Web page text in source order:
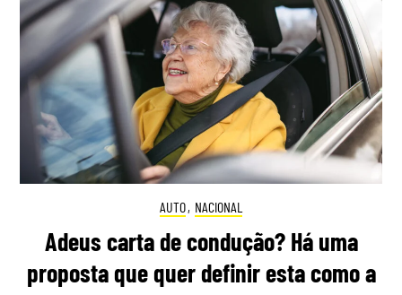
AUTO, NACIONAL
Adeus carta de condução? Há uma
proposta que quer definir esta como a